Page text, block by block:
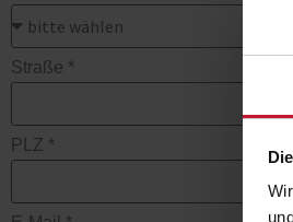
Straße *
PLZ *